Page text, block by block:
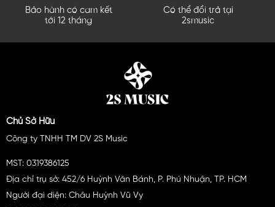
Bảo hành có cam kết
tới 12 tháng
Có thể đổi trả tại
2smusic
Chủ Sở Hữu
Công ty TNHH TM DV 2S Music
MST: 0319386125
Địa chỉ trụ sở: 452/6 Huỳnh Văn Bánh, P. Phú Nhuận, TP. HCM
Người đại diện: Châu Huỳnh Vũ Vy